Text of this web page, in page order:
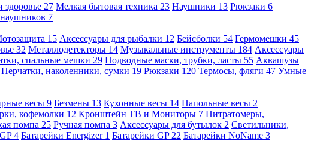
здоровье 27 Мелкая бытовая техника 23 Наушники 13 Рюкзаки 6
7
15 Аксессуары для рыбалки 12 Бейсболки 54 Гермомешки 45
32 Металлодетекторы 14 Музыкальные инструменты 184 Аксессуары
спальные мешки 29 Подводные маски, трубки, ласты 55 Аквашузы
Перчатки, наколенники, сумки 19 Рюкзаки 120 Термосы, фляги 47 Умные
весы 9 Безмены 13 Кухонные весы 14 Напольные весы 2
кофемолки 12 Кронштейн ТВ и Мониторы 7 Нитратомеры,
помпа 25 Ручная помпа 3 Аксессуары для бутылок 2 Светильники,
4 Батарейки Energizer 1 Батарейки GP 22 Батарейки NoName 3